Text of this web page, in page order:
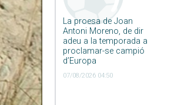
La proesa de Joan
Antoni Moreno, de dir
adeu a la temporada a
proclamar-se campió
d’Europa
07/08/2026 04:50